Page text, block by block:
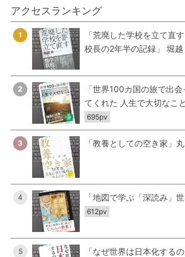
アクセスランキング
1
「荒廃した学校を立て直
校長の2年半の記録」 堀越
2
「世界100カ国の旅で出
てくれた 人生で大切なこ
695pv
3 「教養としての空き家」
4 「地図で学ぶ「深読み」
612pv
5 「なぜ世界は日本化する